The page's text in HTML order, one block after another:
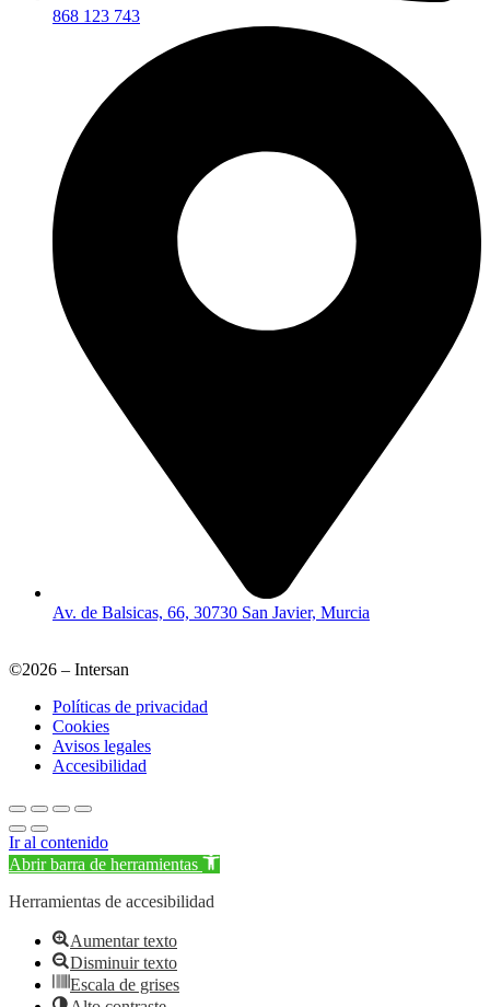
868 123 743
Av. de Balsicas, 66, 30730 San Javier, Murcia
©2026 – Intersan
Políticas de privacidad
Cookies
Avisos legales
Accesibilidad
Ir al contenido
Abrir barra de herramientas
Herramientas de accesibilidad
Aumentar texto
Disminuir texto
Escala de grises